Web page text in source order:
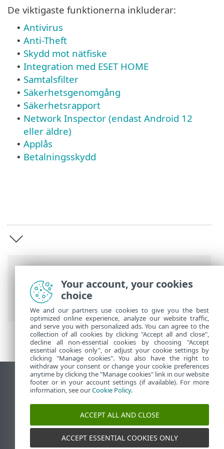
ESET onlinehjälp> ESET Mobile Security
ESET Mobile Security Introduktion
De viktigaste funktionerna inkluderar:
• Antivirus
• Anti-Theft
• Skydd mot nätfiske
• Integration med ESET HOME
• Samtalsfilter
• Säkerhetsgenomgång
• Säkerhetsrapport
• Network Inspector (endast Android 12
eller äldre)
• Applås
• Betalningsskydd
Visa skrivbords-webbplats
End of Life
ESET kunskapsbas
ESET Status Portal
Regional support
Your account, your cookies
choice
We and our partners use cookies to give you the best
optimized online experience, analyze our website traffic,
and serve you with personalized ads. You can agree to the
collection of all cookies by clicking "Accept all and close",
decline all non-essential cookies by choosing "Accept
essential cookies only", or adjust your cookie settings by
clicking "Manage cookies". You also have the right to
withdraw your consent or change your cookie preferences
anytime by clicking the "Manage cookies" link in our website
footer or in your account settings (if available). For more
information, see ourCookie Policy.
ACCEPT ALL AND CLOSE
ACCEPT ESSENTIAL COOKIES ONLY